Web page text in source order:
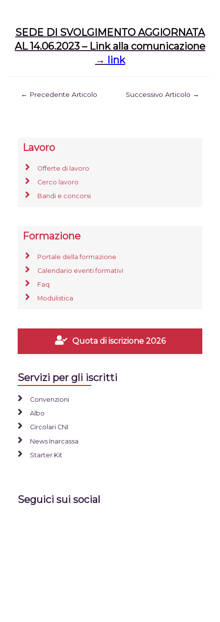
SEDE DI SVOLGIMENTO AGGIORNATA
AL 14.06.2023 – Link alla comunicazione
→ link
← Precedente Articolo Successivo Articolo →
Lavoro
Offerte di lavoro
Cerco lavoro
Bandi e concorsi
Formazione
Portale della formazione
Calendario eventi formativi
Faq
Modulistica
Quota di iscrizione 2026
Servizi per gli iscritti
Convenzioni
Albo
Circolari CNI
News Inarcassa
Starter Kit
Seguici sui social